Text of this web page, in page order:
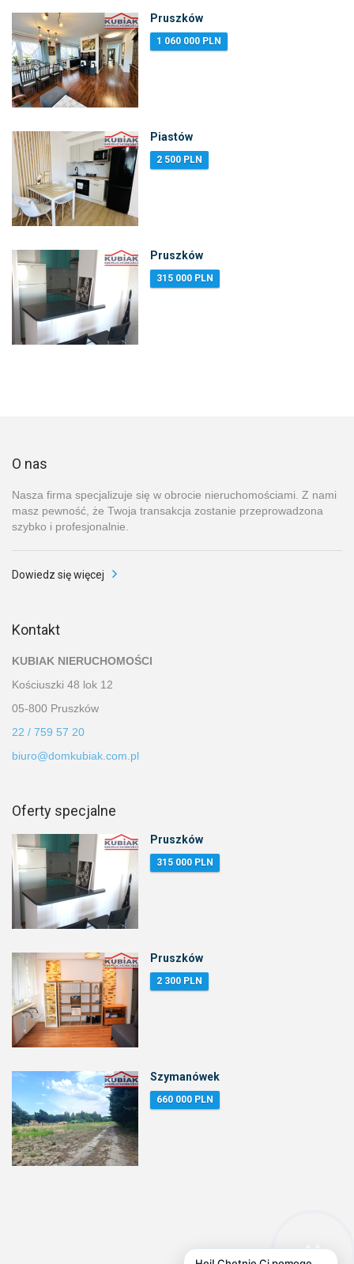
Pruszków
1 060 000 PLN
Piastów
2 500 PLN
Pruszków
315 000 PLN
O nas
Nasza firma specjalizuje się w obrocie nieruchomościami. Z nami
masz pewność, że Twoja transakcja zostanie przeprowadzona
szybko i profesjonalnie.
Dowiedz się więcej
Kontakt
KUBIAK NIERUCHOMOŚCI
Kościuszki 48 lok 12
05-800 Pruszków
22 / 759 57 20
biuro@domkubiak.com.pl
Oferty specjalne
Pruszków
315 000 PLN
Pruszków
2 300 PLN
Szymanówek
660 000 PLN